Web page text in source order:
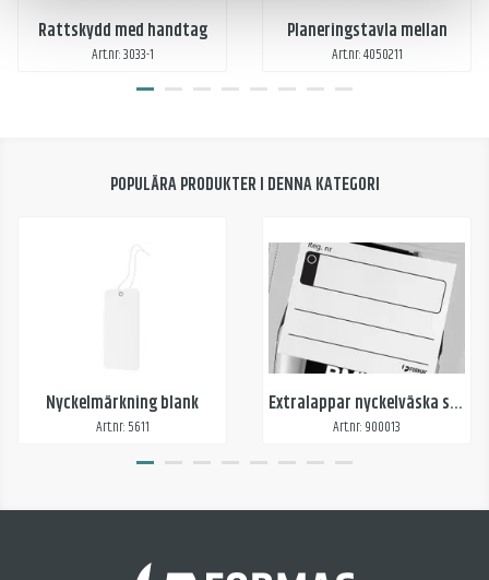
Rattskydd med handtag
Art.nr: 3033-1
Planeringstavla mellan
Art.nr: 4050211
POPULÄRA PRODUKTER I DENNA KATEGORI
Nyckelmärkning blank
Art.nr: 5611
Extralappar nyckelväska standard
Art.nr: 900013